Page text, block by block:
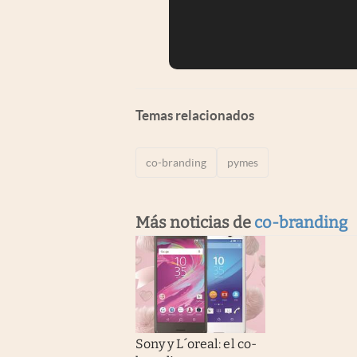
Temas relacionados
co-branding pymes
Más noticias de co-branding
Sony y L´oreal: el co-